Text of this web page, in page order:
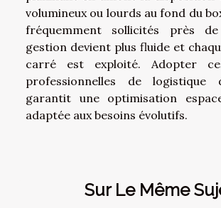
volumineux ou lourds au fond du
fréquemment sollicités près
gestion devient plus fluide et
carré est exploité. Adopter
professionnelles de logistique
garantit une optimisation
adaptée aux besoins évolutifs.
Sur Le Même